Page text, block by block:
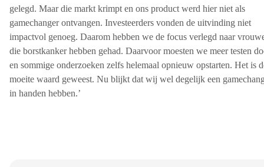
gelegd. Maar die markt krimpt en ons product werd hier niet als
gamechanger ontvangen. Investeerders vonden de uitvinding niet
impactvol genoeg. Daarom hebben we de focus verlegd naar
die borstkanker hebben gehad. Daarvoor moesten we meer testen
en sommige onderzoeken zelfs helemaal opnieuw opstarten. Het is
moeite waard geweest. Nu blijkt dat wij wel degelijk een
in handen hebben.’